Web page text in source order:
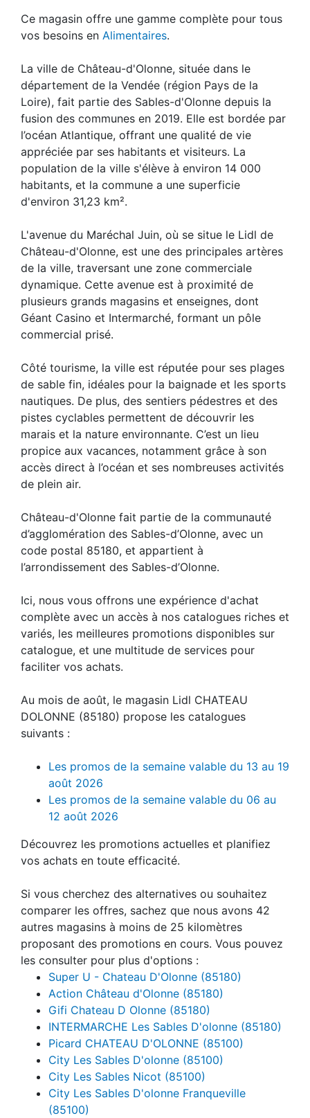
Ce magasin offre une gamme complète pour tous
vos besoins en Alimentaires.
La ville de Château-d'Olonne, située dans le
département de la Vendée (région Pays de la
Loire), fait partie des Sables-d'Olonne depuis la
fusion des communes en 2019. Elle est bordée par
l’océan Atlantique, offrant une qualité de vie
appréciée par ses habitants et visiteurs. La
population de la ville s'élève à environ 14 000
habitants, et la commune a une superficie
d'environ 31,23 km².
L'avenue du Maréchal Juin, où se situe le Lidl de
Château-d'Olonne, est une des principales artères
de la ville, traversant une zone commerciale
dynamique. Cette avenue est à proximité de
plusieurs grands magasins et enseignes, dont
Géant Casino et Intermarché, formant un pôle
commercial prisé.
Côté tourisme, la ville est réputée pour ses plages
de sable fin, idéales pour la baignade et les sports
nautiques. De plus, des sentiers pédestres et des
pistes cyclables permettent de découvrir les
marais et la nature environnante. C’est un lieu
propice aux vacances, notamment grâce à son
accès direct à l’océan et ses nombreuses activités
de plein air.
Château-d'Olonne fait partie de la communauté
d’agglomération des Sables-d’Olonne, avec un
code postal 85180, et appartient à
l’arrondissement des Sables-d’Olonne.
Ici, nous vous offrons une expérience d'achat
complète avec un accès à nos catalogues riches et
variés, les meilleures promotions disponibles sur
catalogue, et une multitude de services pour
faciliter vos achats.
Au mois de août, le magasin Lidl CHATEAU
DOLONNE (85180) propose les catalogues
suivants :
Les promos de la semaine valable du 13 au 19
août 2026
Les promos de la semaine valable du 06 au
12 août 2026
Découvrez les promotions actuelles et planifiez
vos achats en toute efficacité.
Si vous cherchez des alternatives ou souhaitez
comparer les offres, sachez que nous avons 42
autres magasins à moins de 25 kilomètres
proposant des promotions en cours. Vous pouvez
les consulter pour plus d'options :
Super U - Chateau D'Olonne (85180)
Action Château d'Olonne (85180)
Gifi Chateau D Olonne (85180)
INTERMARCHE Les Sables D'olonne (85180)
Picard CHATEAU D'OLONNE (85100)
City Les Sables D'olonne (85100)
City Les Sables Nicot (85100)
City Les Sables D'olonne Franqueville
(85100)